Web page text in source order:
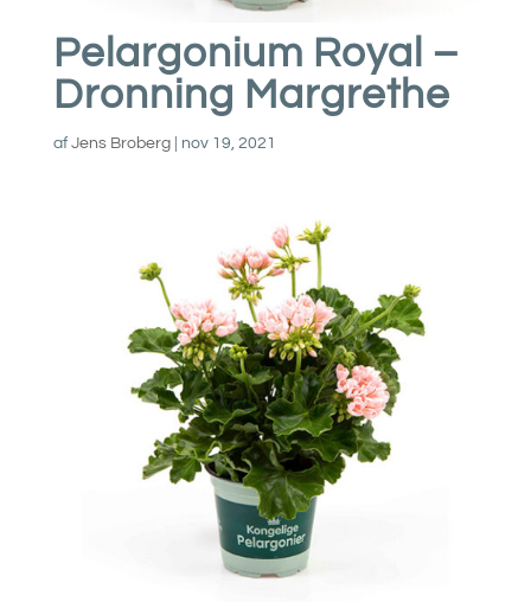
Pelargonium Royal –
Dronning Margrethe
af Jens Broberg| nov 19, 2021